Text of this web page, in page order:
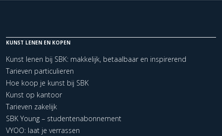
KUNST LENEN EN KOPEN
Kunst lenen bij SBK: makkelijk, betaalbaar en inspirerend
Tarieven particulieren
Hoe koop je kunst bij SBK
Kunst op kantoor
Tarieven zakelijk
SBK Young – studentenabonnement
VYOO: laat je verrassen